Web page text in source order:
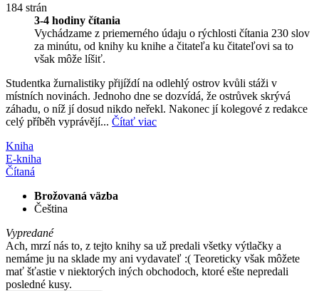
184 strán
3-4 hodiny čítania
Vychádzame z priemerného údaju o rýchlosti čítania 230 slov
za minútu, od knihy ku knihe a čitateľa ku čitateľovi sa to
však môže líšiť.
Studentka žurnalistiky přijíždí na odlehlý ostrov kvůli stáži v
místních novinách. Jednoho dne se dozvídá, že ostrůvek skrývá
záhadu, o níž jí dosud nikdo neřekl. Nakonec jí kolegové z redakce
celý příběh vyprávějí... Čítať viac
Kniha
E-kniha
Čítaná
Brožovaná väzba
Čeština
Vypredané
Ach, mrzí nás to, z tejto knihy sa už predali všetky výtlačky a
nemáme ju na sklade my ani vydavateľ :( Teoreticky však môžete
mať šťastie v niektorých iných obchodoch, ktoré ešte nepredali
posledné kusy.